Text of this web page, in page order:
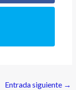
Entrada siguiente →